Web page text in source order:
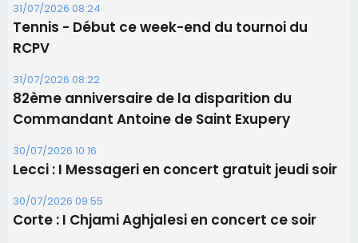
31/07/2026 08:24
Tennis - Début ce week-end du tournoi du
RCPV
31/07/2026 08:22
82ème anniversaire de la disparition du
Commandant Antoine de Saint Exupery
30/07/2026 10:16
Lecci : I Messageri en concert gratuit jeudi soir
30/07/2026 09:55
Corte : I Chjami Aghjalesi en concert ce soir